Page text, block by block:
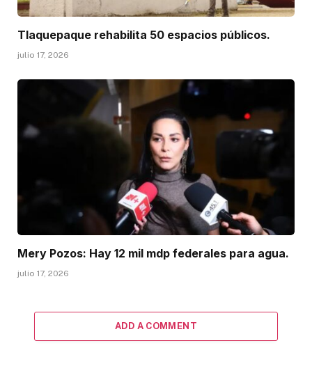
Tlaquepaque rehabilita 50 espacios públicos.
julio 17, 2026
Mery Pozos: Hay 12 mil mdp federales para agua.
julio 17, 2026
ADD A COMMENT